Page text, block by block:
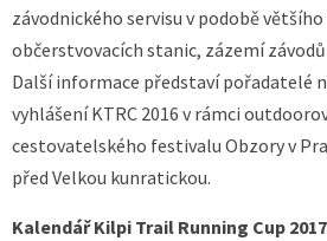
závodnického servisu v podobě
občerstvovacích stanic, zázemí
Další informace představí pořadatelé
vyhlášení KTRC 2016 v rámci
cestovatelského festivalu Obzory v
před Velkou kunratickou.
Kalendář Kilpi Trail Running Cup 2017